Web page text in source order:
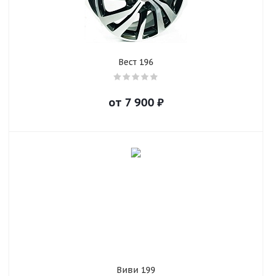
Вест 196
от 7 900₽
Виви 199